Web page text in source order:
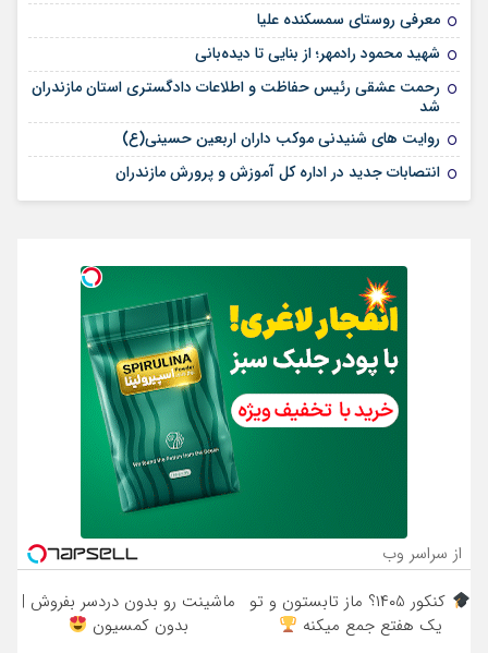
معرفی روستای سمسکنده علیا
شهید محمود رادمهر؛ از بنایی تا دیده‌بانی
رحمت عشقی رئیس حفاظت و اطلاعات دادگستری استان مازندران
شد
روایت های شنیدنی موکب داران اربعین حسینی(ع)
انتصابات جدید در اداره کل آموزش و پرورش مازندران
از سراسر وب
کنکور ۱۴۰5؟ ماز تابستون و تو
یک هفتع جمع میکنه
ماشینت رو بدون دردسر بفروش |
بدون کمسیون